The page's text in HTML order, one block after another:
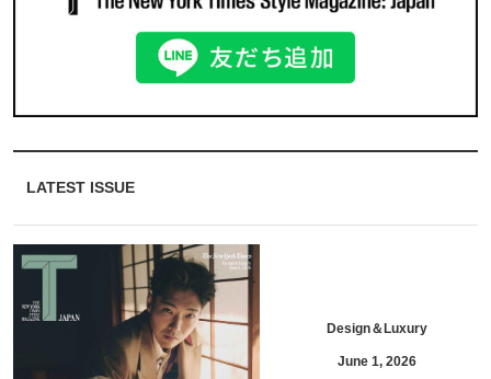
LATEST ISSUE
Design＆Luxury
June 1, 2026